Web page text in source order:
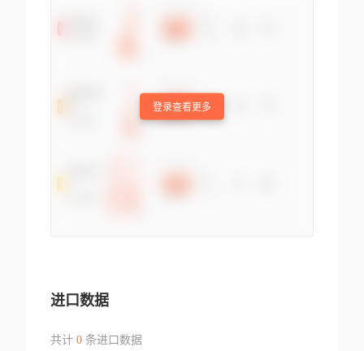
登录查看更多
进口数据
共计 0条进口数据